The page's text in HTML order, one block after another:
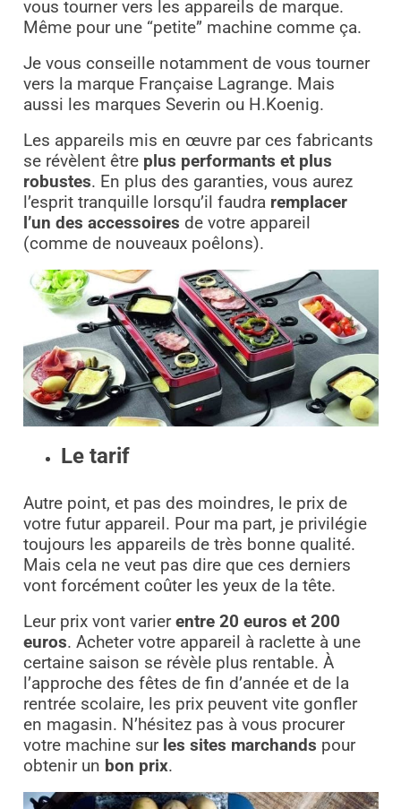
vous tourner vers les appareils de marque.
Même pour une “petite” machine comme ça.
Je vous conseille notamment de vous tourner
vers la marque Française Lagrange. Mais
aussi les marques Severin ou H.Koenig.
Les appareils mis en œuvre par ces fabricants
se révèlent être plus performants et plus
robustes. En plus des garanties, vous aurez
l’esprit tranquille lorsqu’il faudra remplacer
l’un des accessoires de votre appareil
(comme de nouveaux poêlons).
Le tarif
Autre point, et pas des moindres, le prix de
votre futur appareil. Pour ma part, je privilégie
toujours les appareils de très bonne qualité.
Mais cela ne veut pas dire que ces derniers
vont forcément coûter les yeux de la tête.
Leur prix vont varierentre 20 euros et 200
euros. Acheter votre appareil à raclette à une
certaine saison se révèle plus rentable. À
l’approche des fêtes de fin d’année et de la
rentrée scolaire, les prix peuvent vite gonfler
en magasin. N’hésitez pas à vous procurer
votre machine sur les sites marchands pour
obtenir un bon prix.